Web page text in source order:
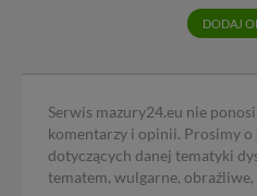
DODAJ
Serwis mazury24.eu nie
komentarzy i opinii. Prosimy o
dotyczących danej tematyki
tematem, wulgarne,